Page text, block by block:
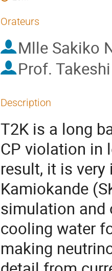
Orateurs
Mlle Sakiko
Prof.
Description
T2K is a long
CP violation in
result, it is
Kamiokande
simulation and
cooling water
making